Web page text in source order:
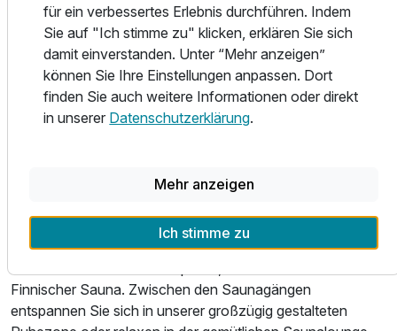
Zusatznächte
Für 3 Tage p.P. ab229,00 €
Wählen Sie je nach Appetit und Stimmung. Von
kulinarischen Köstlichkeiten aus der Region bis hin zu
Wellnessmenüs – eine leichte, leckere Küche erwartet Sie
und hält fit für den Tag. Ob in unserem Restaurant, an der
Bar, in unserer gemütlichen Lounge oder im großzügigen
Biergarten – entscheiden Sie selbst.
dem Essen oder einfach nur um sich und seinem Körper
Wellnessangebot. Für entspannende Stunden in unserem
Wohlfühlbereich sorgen unsere verschiedenen Saunen.
Finnischer Sauna. Zwischen den Saunagängen
entspannen Sie sich in unserer großzügig gestalteten
für ein verbessertes Erlebnis durchführen. Indem
Sie auf "Ich stimme zu" klicken, erklären Sie sich
damit einverstanden. Unter “Mehr anzeigen”
können Sie Ihre Einstellungen anpassen. Dort
finden Sie auch weitere Informationen oder direkt
in unserer Datenschutzerklärung.
Mehr anzeigen
Ich stimme zu